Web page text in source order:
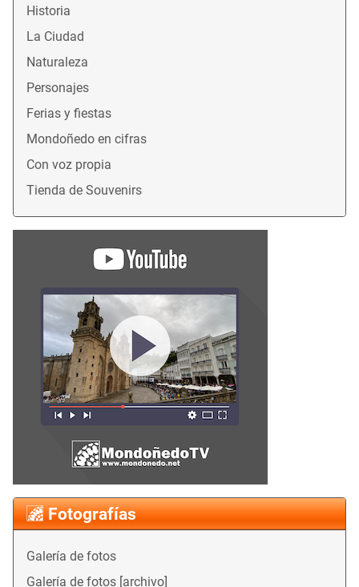
Historia
La Ciudad
Naturaleza
Personajes
Ferias y fiestas
Mondoñedo en cifras
Con voz propia
Tienda de Souvenirs
Fotografías
Galería de fotos
Galería de fotos [archivo]